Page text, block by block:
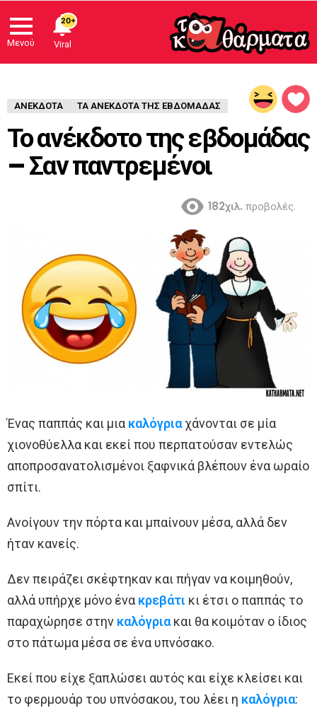
Μενού
ΑΝΈΚΔΟΤΑ ΤΑ ΑΝΕΚΔΟΤΑ ΤΗΣ ΕΒΔΟΜΑΔΑΣ
Το ανέκδοτο της εβδομάδας
– Σαν παντρεμένοι
182χιλ. προβολές.
Ένας παππάς και μια καλόγριαχάνονται σε μία
χιονοθύελλα και εκεί που περπατούσαν εντελώς
αποπροσανατολισμένοι ξαφνικά βλέπουν ένα ωραίο
σπίτι.
Ανοίγουν την πόρτα και μπαίνουν μέσα, αλλά δεν
ήταν κανείς.
Δεν πειράζει σκέφτηκαν και πήγαν να κοιμηθούν,
αλλά υπήρχε μόνο ένα κρεβάτι κι έτσι ο παππάς το
παραχώρησε στην καλόγριακαι θα κοιμόταν ο ίδιος
στο πάτωμα μέσα σε ένα υπνόσακο.
Εκεί που είχε ξαπλώσει αυτός και είχε κλείσει και
το φερμουάρ του υπνόσακου, του λέει η καλόγρια:
20+
Viral